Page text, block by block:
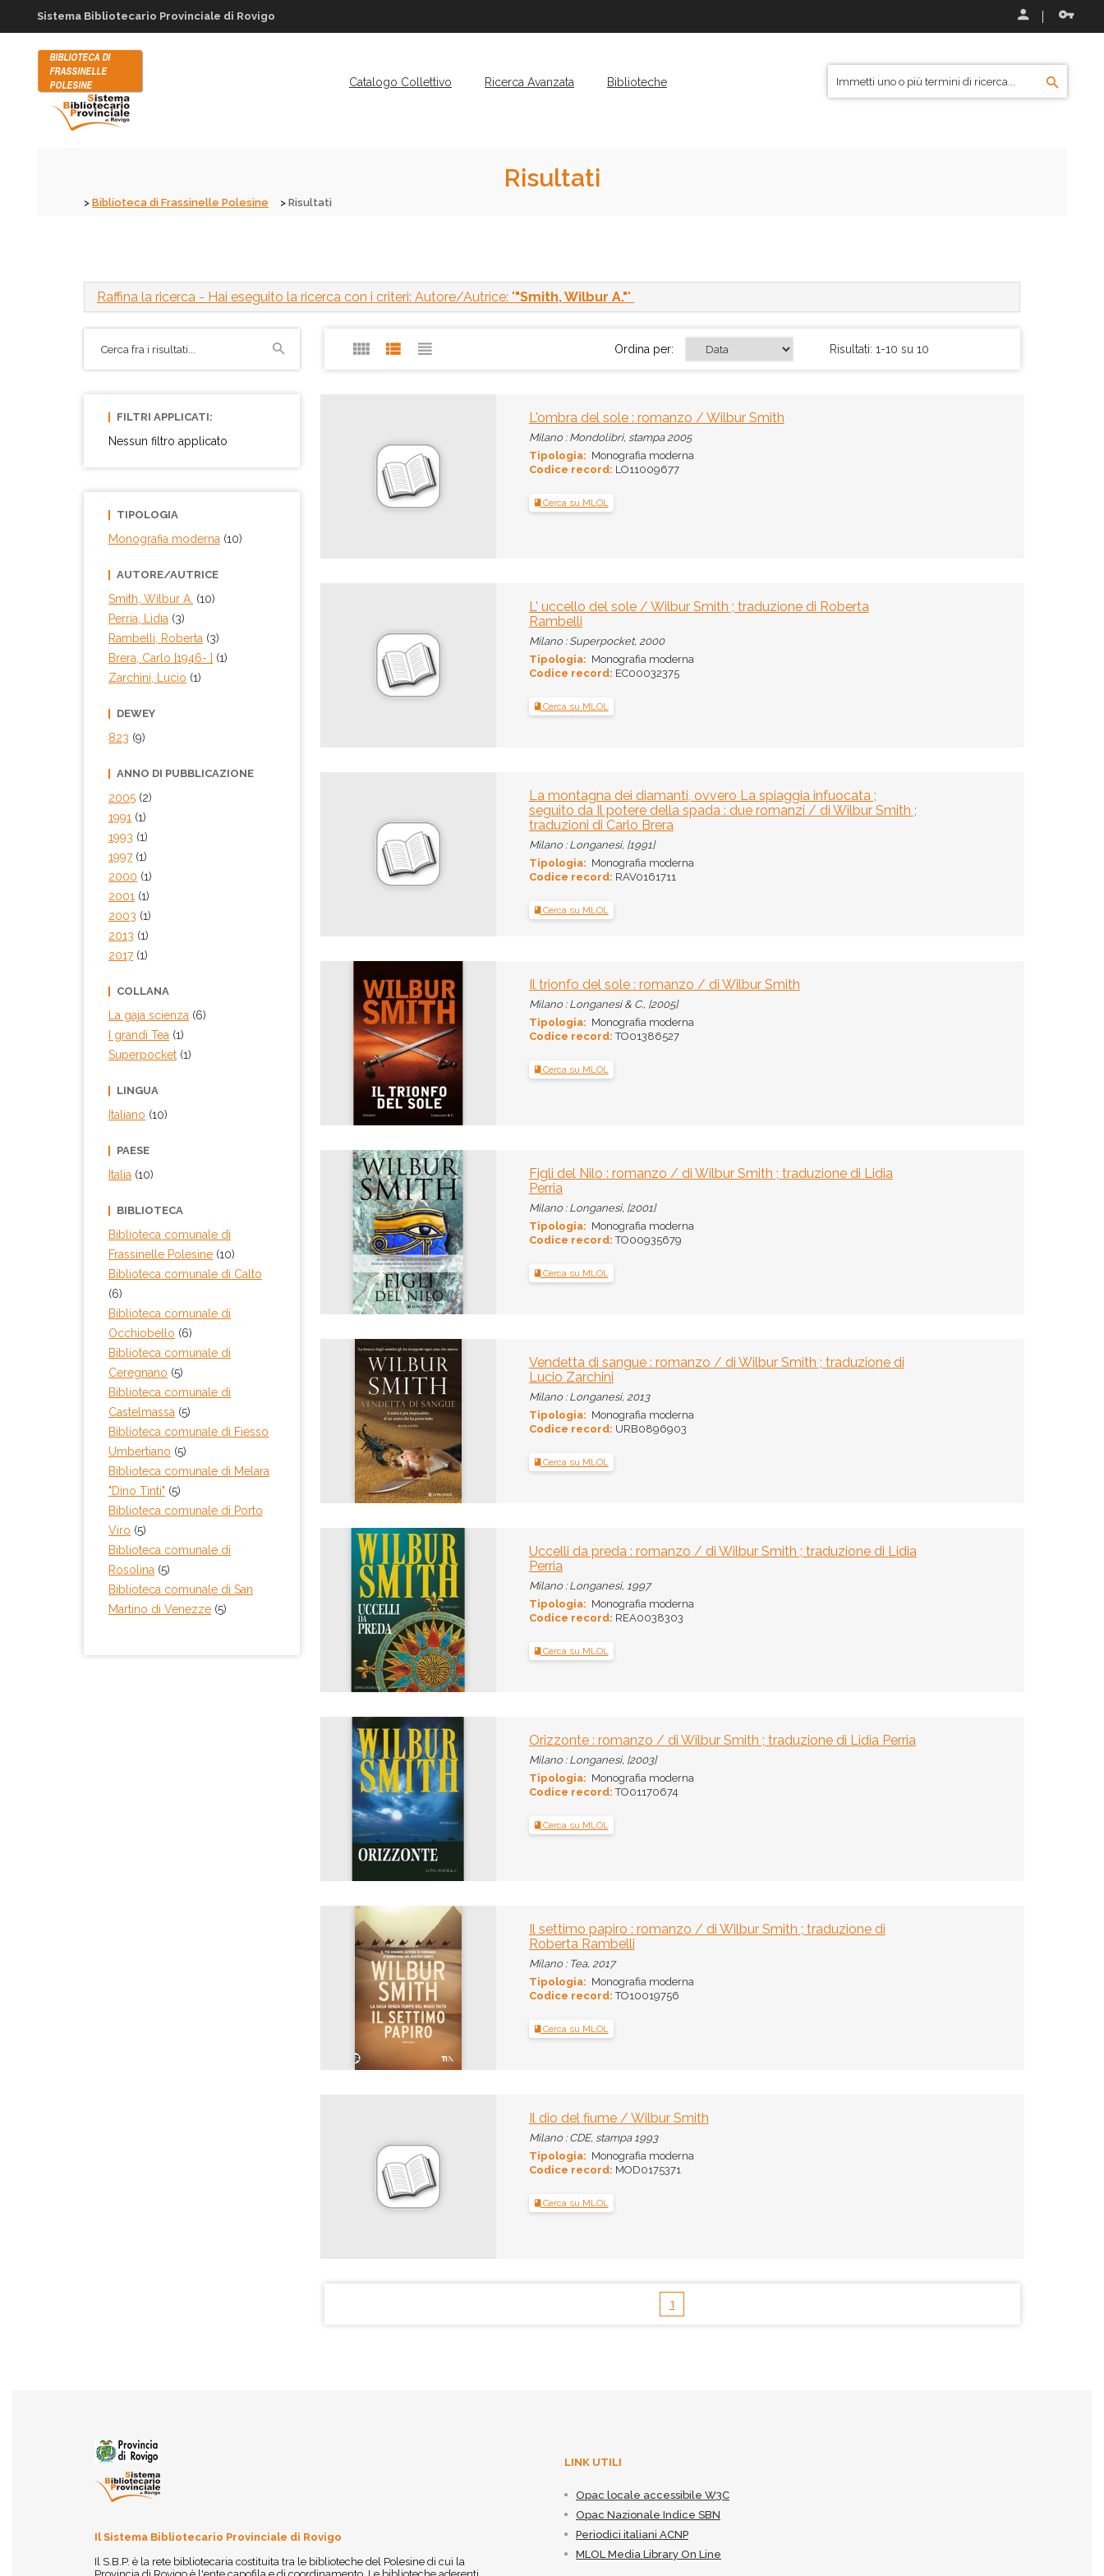
Sistema Bibliotecario Provinciale di Rovigo
Catalogo Collettivo Ricerca Avanzata Biblioteche
Risultati
Biblioteca di Frassinelle Polesine Risultati
Raffina la ricerca - Hai eseguito la ricerca con i criteri: Autore/Autrice: ""Smith, Wilbur A.""
Ordina per: Risultati: 1-10 su 10
L'ombra del sole : romanzo / Wilbur Smith
Milano : Mondolibri, stampa 2005
Tipologia: Monografia moderna
Codice record: LO11009677
Cerca su MLOL
L' uccello del sole / Wilbur Smith ; traduzione di Roberta
Rambelli
Milano : Superpocket, 2000
Tipologia: Monografia moderna
Codice record: EC00032375
Cerca su MLOL
La montagna dei diamanti, ovvero La spiaggia infuocata ;
seguito da Il potere della spada : due romanzi / di Wilbur Smith ;
traduzioni di Carlo Brera
Milano : Longanesi, [1991]
Tipologia: Monografia moderna
Codice record: RAV0161711
Cerca su MLOL
Il trionfo del sole : romanzo / di Wilbur Smith
Milano : Longanesi & C., [2005]
Tipologia: Monografia moderna
Codice record: TO01386527
Cerca su MLOL
Figli del Nilo : romanzo / di Wilbur Smith ; traduzione di Lidia
Perria
Milano : Longanesi, [2001]
Tipologia: Monografia moderna
Codice record: TO00935679
Cerca su MLOL
Vendetta di sangue : romanzo / di Wilbur Smith ; traduzione di
Lucio Zarchini
Milano : Longanesi, 2013
Tipologia: Monografia moderna
Codice record: URB0896903
Cerca su MLOL
Uccelli da preda : romanzo / di Wilbur Smith ; traduzione di Lidia
Perria
Milano : Longanesi, 1997
Tipologia: Monografia moderna
Codice record: REA0038303
Cerca su MLOL
Orizzonte : romanzo / di Wilbur Smith ; traduzione di Lidia Perria
Milano : Longanesi, [2003]
Tipologia: Monografia moderna
Codice record: TO01170674
Cerca su MLOL
Il settimo papiro : romanzo / di Wilbur Smith ; traduzione di
Roberta Rambelli
Milano : Tea, 2017
Tipologia: Monografia moderna
Codice record: TO10019756
Cerca su MLOL
Il dio del fiume / Wilbur Smith
Milano : CDE, stampa 1993
Tipologia: Monografia moderna
Codice record: MOD0175371
Cerca su MLOL
1
FILTRI APPLICATI:
Nessun filtro applicato
TIPOLOGIA
Monografia moderna (10)
AUTORE/AUTRICE
Smith, Wilbur A. (10)
Perria, Lidia (3)
Rambelli, Roberta (3)
Brera, Carlo [1946- ] (1)
Zarchini, Lucio (1)
DEWEY
823 (9)
ANNO DI PUBBLICAZIONE
2005 (2)
1991 (1)
1993 (1)
1997(1)
2000 (1)
2001 (1)
2003 (1)
2013 (1)
2017(1)
COLLANA
La gaja scienza (6)
I grandi Tea (1)
Superpocket (1)
LINGUA
Italiano (10)
PAESE
Italia (10)
BIBLIOTECA
Biblioteca comunale di
Frassinelle Polesine (10)
Biblioteca comunale di Calto
(6)
Biblioteca comunale di
Occhiobello (6)
Biblioteca comunale di
Ceregnano (5)
Biblioteca comunale di
Castelmassa (5)
Biblioteca comunale di Fiesso
Umbertiano (5)
Biblioteca comunale di Melara
"Dino Tinti" (5)
Biblioteca comunale di Porto
Viro (5)
Biblioteca comunale di
Rosolina (5)
Biblioteca comunale di San
Martino di Venezze (5)
Il Sistema Bibliotecario Provinciale di Rovigo
Il S.B.P. è la rete bibliotecaria costituita tra le biblioteche del Polesine di cui la
LINK UTILI
Opac locale accessibile W3C
Opac Nazionale Indice SBN
Periodici italiani ACNP
MLOL Media Library On Line